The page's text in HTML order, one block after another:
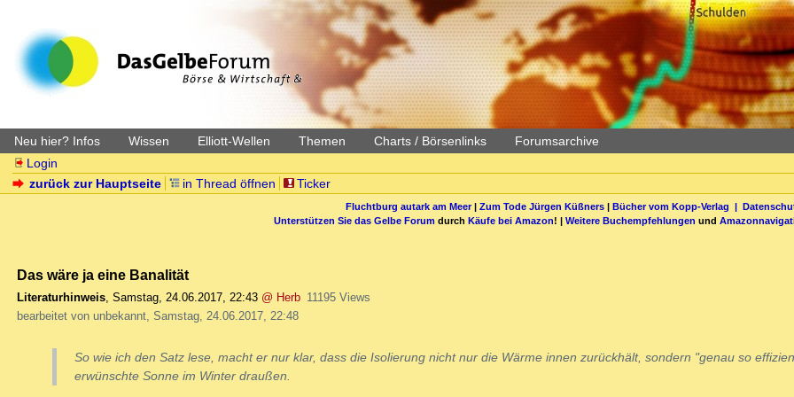
Neu hier? Infos Wissen Elliott-Wellen Themen Charts / Börsenlinks
Forumsarchive
Login
zurück zur Hauptseite
in Thread öffnen Ticker
Fluchtburg autark am Meer| Zum Tode Jürgen Küßners| Bücher vom Kopp-Verlag |
Unterstützen Sie das Gelbe Forum durch Käufe bei Amazon! | Weitere Buchempfehlungen und
Das wäre ja eine Banalität
Literaturhinweis, Samstag, 24.06.2017, 22:43 @ Herb 11195 Views
bearbeitet von unbekannt, Samstag, 24.06.2017, 22:48
So wie ich den Satz lese, macht er nur klar, dass die Isolierung nicht nur die Wärme innen zurückhält, sondern "genau so
erwünschte Sonne im Winter draußen.